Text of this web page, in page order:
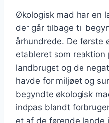
Økologisk mad har en
der går tilbage til
århundrede. De første
etableret som reaktion
landbruget og de
havde for miljøet og
begyndte økologisk
indpas blandt
et af de førende lande